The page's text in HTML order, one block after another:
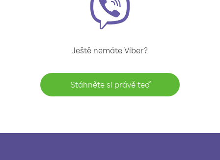
Ještě nemáte Viber?
Stáhněte si právě teď